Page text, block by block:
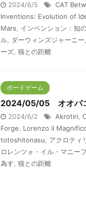
2024/6/5 CAT
Inventions: Evolution of
Mars
インベンション：知
ル ダーウィンズジャーニー
ーズ 猫との距離
ボードゲーム
2024/05/05 オオバ
2024/6/2 Akrotiri
Forge
Lorenzo il
totoshitonasu
アクロティ
ロレンツォ・イル・マニー
為す 猫との距離